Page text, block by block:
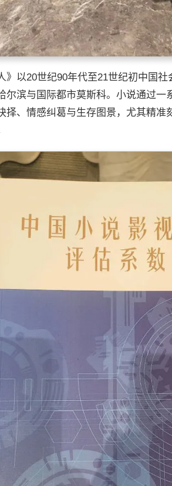
》以20世纪90年代至21世纪初中国
尔滨与国际都市莫斯科。小说通过
择、情感纠葛与生存图景，尤其精